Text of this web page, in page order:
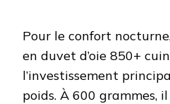
Pour le confort
en duvet d’oie 850+
l’investissement
poids. À 600 grammes,